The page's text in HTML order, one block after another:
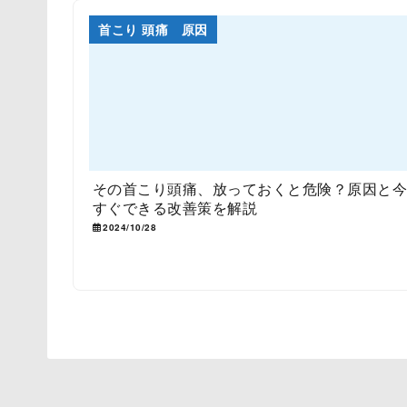
首こり 頭痛 原因
その首こり頭痛、放っておくと危険？原因と今
すぐできる改善策を解説
2024/10/28